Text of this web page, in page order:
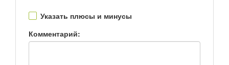
Указать плюсы и минусы
Комментарий: